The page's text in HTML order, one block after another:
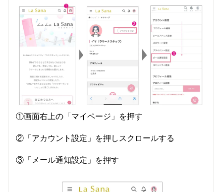
①画面右上の「マイページ」を押す
②「アカウント設定」を押しスクロールする
③「メール通知設定」を押す